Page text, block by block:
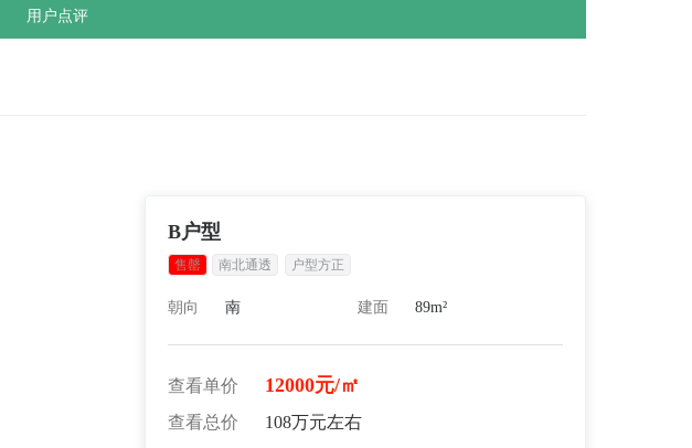
用户点评
B户型
售罄 南北通透 户型方正
朝向 南 建面 89m²
查看单价 12000元/㎡
查看总价
108万元左右